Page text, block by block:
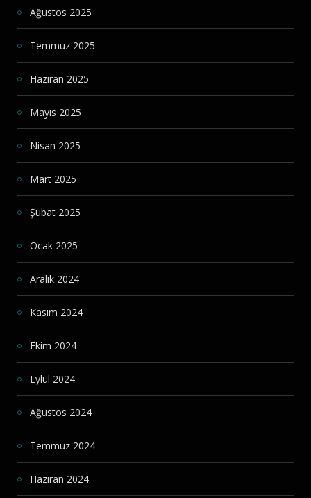
Ağustos 2025
Temmuz 2025
Haziran 2025
Mayıs 2025
Nisan 2025
Mart 2025
Şubat 2025
Ocak 2025
Aralık 2024
Kasım 2024
Ekim 2024
Eylül 2024
Ağustos 2024
Temmuz 2024
Haziran 2024